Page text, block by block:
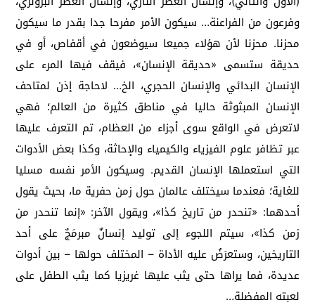
وفرعون من الفراعنة… سيكون الأمر مفرحا جدا بقدر ما سيكون
محزنا. محزنا لأن هؤلاء جميعا سيوضعون في أقفاص، أو في
حديقة ستسمى «حديقة الإنسان»، فيقف فيها المرء على
الإنسان البدائي والإنسان الحجري، الخ… لاحاجة إذن لمتاحف
الإنسان المبثوثة حاليا في مناطق كثيرة من العالم؛ فهي
لاتعرض في الواقع سوى أجزاء من العظام، تم التعرف عليها
عبر تظافر علوم الفيزياء والكيمياء والإحاثة، وكذا بعض الأدوات
التي استعملها الإنسان القديم. وسيكون الأمر نفسه مسليا
للغاية؛ فعندما سيختلف عالمان حول زمن حفرية ما، بحيث يقول
أحدهما: «تنحدر من تاريخ كذا»، ويقول الآخر: «إنما تنحدر من
زمن كذا»، سيتم اللجوء إلى توليد إنسانٌ مبرمَجٌ على أحد
التاريخين، وستعرَضُ عليه الأداة – المختلف حولها – بين أدوات
عديدة، فما يراها حتى يثب عليها غريزيا كما يثب الطفل على
لعبته المفضلة…